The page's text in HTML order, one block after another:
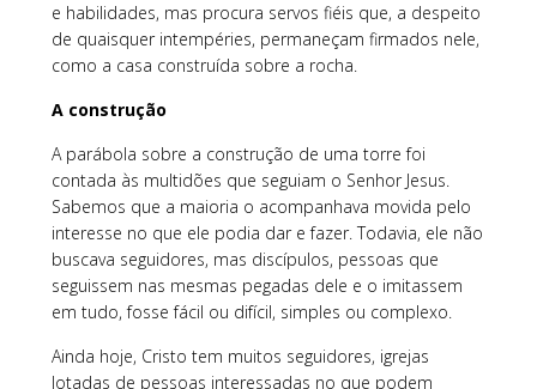
e habilidades, mas procura servos fiéis que, a despeito
de quaisquer intempéries, permaneçam firmados nele,
como a casa construída sobre a rocha.
A construção
A parábola sobre a construção de uma torre foi
contada às multidões que seguiam o Senhor Jesus.
Sabemos que a maioria o acompanhava movida pelo
interesse no que ele podia dar e fazer. Todavia, ele não
buscava seguidores, mas discípulos, pessoas que
seguissem nas mesmas pegadas dele e o imitassem
em tudo, fosse fácil ou difícil, simples ou complexo.
Ainda hoje, Cristo tem muitos seguidores, igrejas
lotadas de pessoas interessadas no que podem